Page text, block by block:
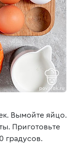
Вымойте яйцо.
Приготовьте
градусов.